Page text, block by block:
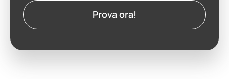
Prova ora!